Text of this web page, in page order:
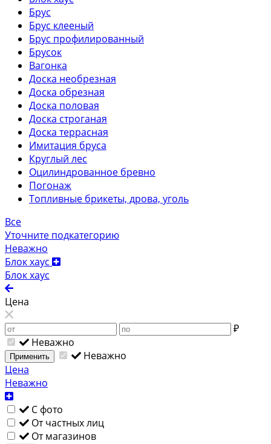
Брус
Брус клееный
Брус профилированный
Брусок
Вагонка
Доска необрезная
Доска обрезная
Доска половая
Доска строганая
Доска террасная
Имитация бруса
Круглый лес
Оцилиндрованное бревно
Погонаж
Топливные брикеты, дрова, уголь
Все
Уточните подкатегорию
Неважно
Блок хаус
Блок хаус
Цена
₽
Неважно
Применить
Неважно
Цена
Неважно
С фото
От частных лиц
От магазинов